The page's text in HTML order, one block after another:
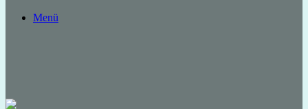
Menü